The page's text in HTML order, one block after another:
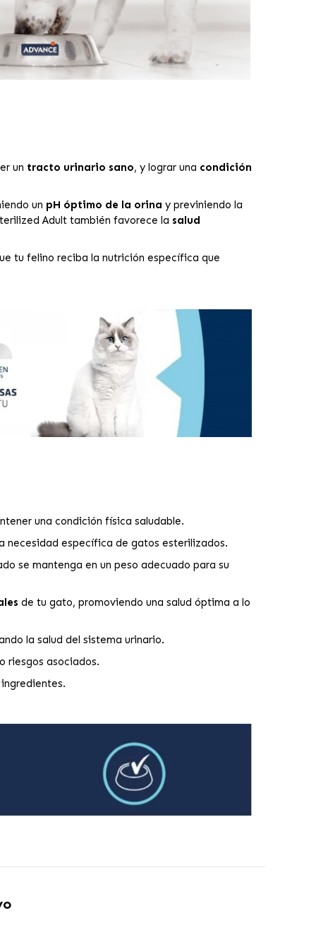
un tracto urinario sano, y lograr una condición
un pH óptimo de la orina y previniendo la
Adult también favorece la salud
tu felino reciba la nutrición específica que
una condición física saludable.
necesidad específica de gatos esterilizados.
se mantenga en un peso adecuado para su
de tu gato, promoviendo una salud óptima a lo
la salud del sistema urinario.
riesgos asociados.